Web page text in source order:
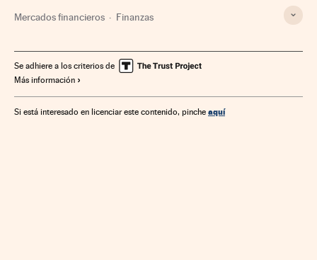
Mercados financieros Finanzas
Se adhiere a los criterios de
Más información
Si está interesado en licenciar este contenido, pinche aquí